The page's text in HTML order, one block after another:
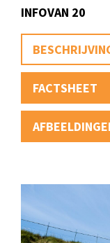
INFOVAN 20
FACTSHEET